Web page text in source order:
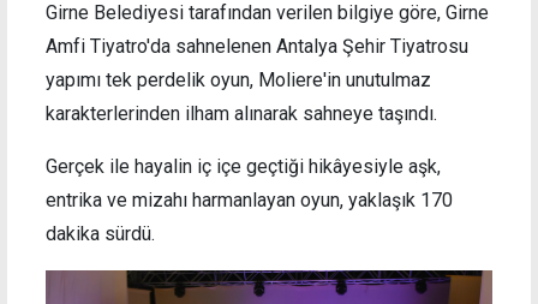
Girne Belediyesi tarafından verilen bilgiye göre, Girne
Amfi Tiyatro'da sahnelenen Antalya Şehir Tiyatrosu
yapımı tek perdelik oyun, Moliere'in unutulmaz
karakterlerinden ilham alınarak sahneye taşındı.
Gerçek ile hayalin iç içe geçtiği hikâyesiyle aşk,
entrika ve mizahı harmanlayan oyun, yaklaşık 170
dakika sürdü.